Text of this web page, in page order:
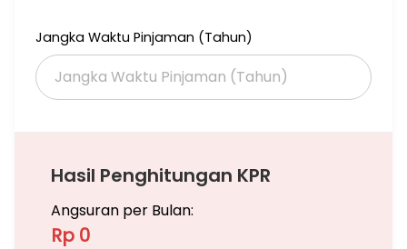
- Lokasi strategis dekat fasilitas BSD: sekolah internasional, AEON
Mall, The Breeze, rumah sakit & akses tol.
Harga: 9,3M nego
Jangka Waktu Pinjaman (Tahun)
Hasil Penghitungan KPR
Angsuran per Bulan:
Rp 0